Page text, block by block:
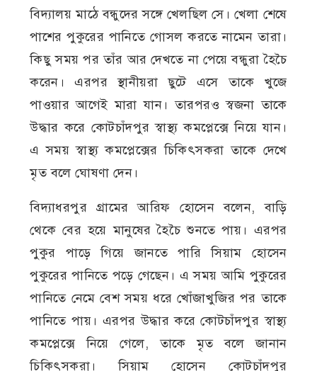
বিদ্যালয় মাঠে বন্ধুদের সঙ্গে খেলছিল সে। খেলা শেষে
পাশের পুকুরের পানিতে গোসল করতে নামেন তারা।
কিছু সময় পর তাঁর আর দেখতে না পেয়ে বন্ধুরা হৈচৈ
করেন। এরপর স্থানীয়রা ছুটে এসে তাকে খুজে
পাওয়ার আগেই মারা যান। তারপরও স্বজনা তাকে
উদ্ধার করে কোটচাঁদপুর স্বাস্থ্য কমপ্লেক্সে নিয়ে যান।
এ সময় স্বাস্থ্য কমপ্লেক্সের চিকিৎসকরা তাকে দেখে
মৃত বলে ঘোষণা দেন।
বিদ্যাধরপুর গ্রামের আরিফ হোসেন বলেন, বাড়ি
থেকে বের হয়ে মানুষের হৈচৈ শুনতে পায়। এরপর
পুকুর পাড়ে গিয়ে জানতে পারি সিয়াম হোসেন
পুকুরের পানিতে পড়ে গেছেন। এ সময় আমি পুকুরের
পানিতে নেমে বেশ সময় ধরে খোঁজাখুজির পর তাকে
পানিতে পায়। এরপর উদ্ধার করে কোটচাঁদপুর স্বাস্থ্য
কমপ্লেক্সে নিয়ে গেলে, তাকে মৃত বলে জানান
চিকিৎসকরা। সিয়াম হোসেন কোটচাঁদপুর